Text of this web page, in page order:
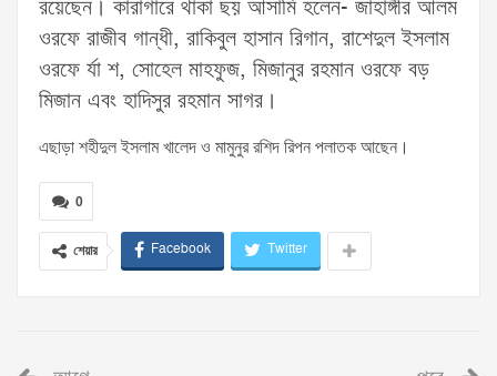
রয়েছেন। কারাগারে থাকা ছয় আসামি হলেন- জাহাঙ্গীর আলম
ওরফে রাজীব গান্ধী, রাকিবুল হাসান রিগান, রাশেদুল ইসলাম
ওরফে র্যা শ, সোহেল মাহফুজ, মিজানুর রহমান ওরফে বড়
মিজান এবং হাদিসুর রহমান সাগর।
এছাড়া শহীদুল ইসলাম খালেদ ও মামুনুর রশিদ রিপন পলাতক আছেন।
0
শেয়ার Facebook Twitter